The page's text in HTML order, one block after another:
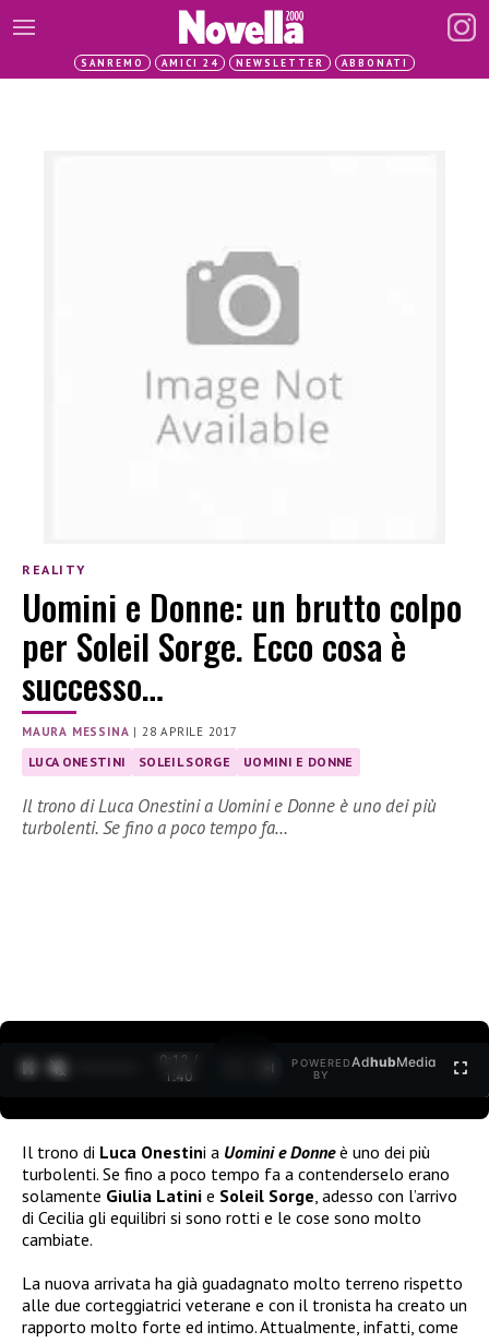
SANREMO AMICI 24 NEWSLETTER ABBONATI
REALITY
Uomini e Donne: un brutto colpo
per Soleil Sorge. Ecco cosa è
successo…
MAURA MESSINA | 28 APRILE 2017
LUCA ONESTINI SOLEIL SORGE UOMINI E DONNE
Il trono di Luca Onestini a Uomini e Donne è uno dei più
turbolenti. Se fino a poco tempo fa…
0:12 /
1:40
POWERED
BY
AdhubMedia
Il trono di Luca Onestini a Uomini e Donne è uno dei più
turbolenti. Se fino a poco tempo fa a contenderselo erano
solamente Giulia Latini e Soleil Sorge , adesso con l’arrivo
di Cecilia gli equilibri si sono rotti e le cose sono molto
cambiate.
La nuova arrivata ha già guadagnato molto terreno rispetto
alle due corteggiatrici veterane e con il tronista ha creato un
rapporto molto forte ed intimo. Attualmente, infatti, come